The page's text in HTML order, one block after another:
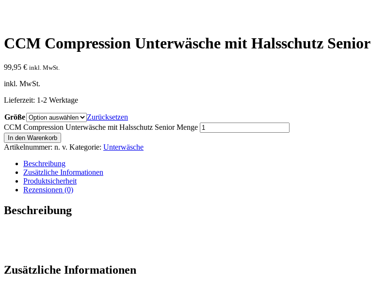
CCM Compression Unterwäsche mit Halsschutz Senior
99,95 € inkl. MwSt.
inkl. MwSt.
Lieferzeit: 1-2 Werktage
Größe
Zurücksetzen
CCM Compression Unterwäsche mit Halsschutz Senior Menge
In den Warenkorb
Artikelnummer: n. v. Kategorie: Unterwäsche
Beschreibung
Zusätzliche Informationen
Produktsicherheit
Rezensionen (0)
Beschreibung
Zusätzliche Informationen